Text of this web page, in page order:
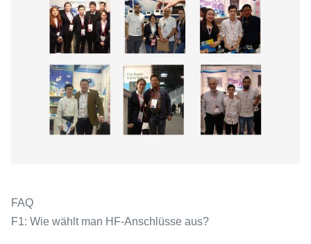
FAQ
F1: Wie wählt man HF-Anschlüsse aus?